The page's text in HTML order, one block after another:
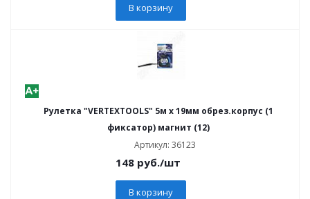
В корзину
Рулетка "VERTEXTOOLS" 5м х 19мм обрез.корпус (1
фиксатор) магнит (12)
Артикул: 36123
148 руб./шт
В корзину